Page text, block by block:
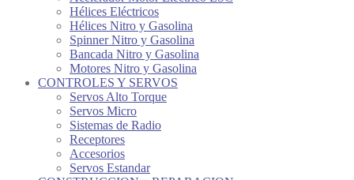
Hélices Eléctricos
Hélices Nitro y Gasolina
Spinner Nitro y Gasolina
Bancada Nitro y Gasolina
Motores Nitro y Gasolina
CONTROLES Y SERVOS
Servos Alto Torque
Servos Micro
Sistemas de Radio
Receptores
Accesorios
Servos Estandar